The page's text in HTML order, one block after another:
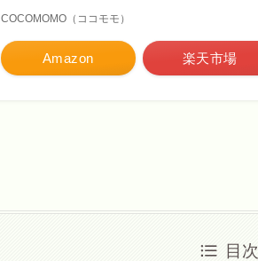
COCOMOMO（ココモモ）
Amazon 楽天市場
目次